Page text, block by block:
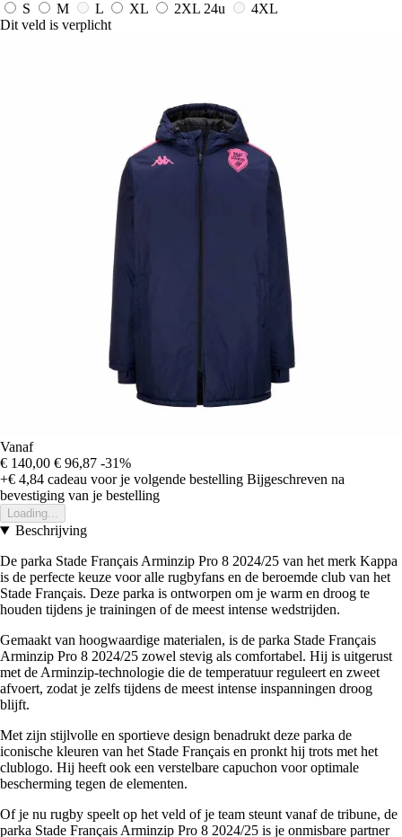
S
M L XL 2XL 24u
4XL
Dit veld is verplicht
Vanaf
€ 140,00 € 96,87 -31%
+€ 4,84 cadeau voor je volgende bestelling Bijgeschreven na
bevestiging van je bestelling
Loading...
Beschrijving
De parka Stade Français Arminzip Pro 8 2024/25 van het merk Kappa
is de perfecte keuze voor alle rugbyfans en de beroemde club van het
Stade Français. Deze parka is ontworpen om je warm en droog te
houden tijdens je trainingen of de meest intense wedstrijden.
Gemaakt van hoogwaardige materialen, is de parka Stade Français
Arminzip Pro 8 2024/25 zowel stevig als comfortabel. Hij is uitgerust
met de Arminzip-technologie die de temperatuur reguleert en zweet
afvoert, zodat je zelfs tijdens de meest intense inspanningen droog
blijft.
Met zijn stijlvolle en sportieve design benadrukt deze parka de
iconische kleuren van het Stade Français en pronkt hij trots met het
clublogo. Hij heeft ook een verstelbare capuchon voor optimale
bescherming tegen de elementen.
Of je nu rugby speelt op het veld of je team steunt vanaf de tribune, de
parka Stade Français Arminzip Pro 8 2024/25 is je onmisbare partner